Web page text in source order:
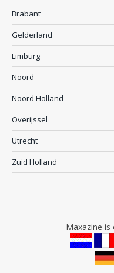
Brabant
Gelderland
Limburg
Noord
Noord Holland
Overijssel
Utrecht
Zuid Holland
Maxazine is